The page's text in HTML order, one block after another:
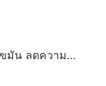
ขมัน ลดความ…